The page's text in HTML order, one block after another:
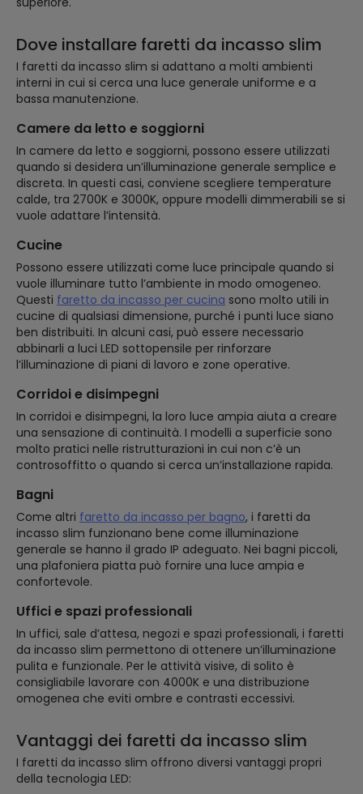
Dove installare faretti da incasso slim
I faretti da incasso slim si adattano a molti ambienti
interni in cui si cerca una luce generale uniforme e a
bassa manutenzione.
Camere da letto e soggiorni
In camere da letto e soggiorni, possono essere utilizzati
quando si desidera un’illuminazione generale semplice e
discreta. In questi casi, conviene scegliere temperature
calde, tra 2700K e 3000K, oppure modelli dimmerabili se si
vuole adattare l’intensità.
Cucine
Possono essere utilizzati come luce principale quando si
vuole illuminare tutto l’ambiente in modo omogeneo.
Questi faretto da incasso per cucina sono molto utili in
cucine di qualsiasi dimensione, purché i punti luce siano
ben distribuiti. In alcuni casi, può essere necessario
abbinarli a luci LED sottopensile per rinforzare
l’illuminazione di piani di lavoro e zone operative.
Corridoi e disimpegni
In corridoi e disimpegni, la loro luce ampia aiuta a creare
una sensazione di continuità. I modelli a superficie sono
molto pratici nelle ristrutturazioni in cui non c’è un
controsoffitto o quando si cerca un’installazione rapida.
Bagni
Come altri faretto da incasso per bagno, i faretti da
incasso slim funzionano bene come illuminazione
generale se hanno il grado IP adeguato. Nei bagni piccoli,
una plafoniera piatta può fornire una luce ampia e
confortevole.
Uffici e spazi professionali
In uffici, sale d’attesa, negozi e spazi professionali, i faretti
da incasso slim permettono di ottenere un’illuminazione
pulita e funzionale. Per le attività visive, di solito è
consigliabile lavorare con 4000K e una distribuzione
omogenea che eviti ombre e contrasti eccessivi.
Vantaggi dei faretti da incasso slim
I faretti da incasso slim offrono diversi vantaggi propri
della tecnologia LED: